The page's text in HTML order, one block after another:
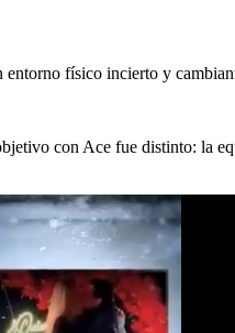
físico incierto y
con Ace fue distinto: la